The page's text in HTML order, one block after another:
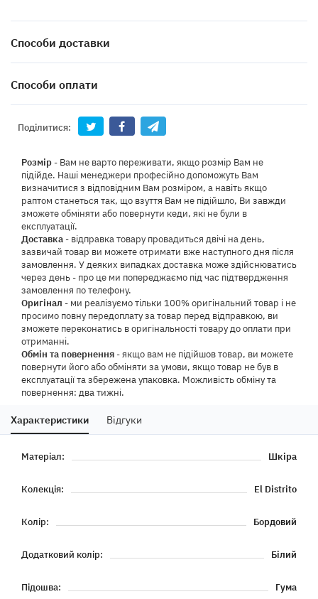
Способи доставки
Способи оплати
Поділитися:
Розмір - Вам не варто переживати, якщо розмір Вам не
підійде. Наші менеджери професійно допоможуть Вам
визначитися з відповідним Вам розміром, а навіть якщо
раптом станеться так, що взуття Вам не підійшло, Ви завжди
зможете обміняти або повернути кеди, які не були в
експлуатації.
Доставка - відправка товару провадиться двічі на день,
зазвичай товар ви можете отримати вже наступного дня після
замовлення. У деяких випадках доставка може здійснюватись
через день - про це ми попереджаємо під час підтвердження
замовлення по телефону.
Оригінал - ми реалізуємо тільки 100% оригінальний товар і не
просимо повну передоплату за товар перед відправкою, ви
зможете переконатись в оригінальності товару до оплати при
отриманні.
Обмін та повернення - якщо вам не підійшов товар, ви можете
повернути його або обміняти за умови, якщо товар не був в
експлуатації та збережена упаковка. Можливість обміну та
повернення: два тижні.
Характеристики Відгуки
Матеріал: Шкіра
Колекція: El Distrito
Колір: Бордовий
Додатковий колір: Білий
Підошва: Гума